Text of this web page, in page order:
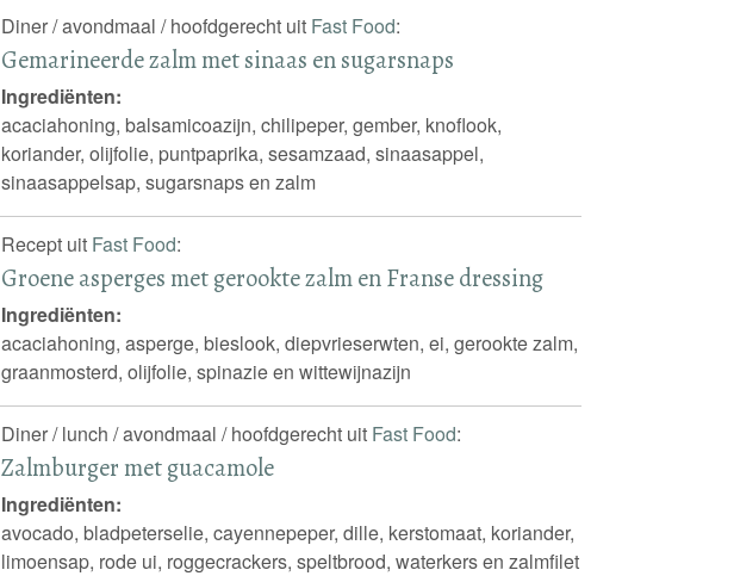
Diner / avondmaal / hoofdgerecht uit Fast Food:
Gemarineerde zalm met sinaas en sugarsnaps
Ingrediënten:
acaciahoning, balsamicoazijn, chilipeper, gember, knoflook,
koriander, olijfolie, puntpaprika, sesamzaad, sinaasappel,
sinaasappelsap, sugarsnaps en zalm
Recept uit Fast Food:
Groene asperges met gerookte zalm en Franse dressing
Ingrediënten:
acaciahoning, asperge, bieslook, diepvrieserwten, ei, gerookte zalm,
graanmosterd, olijfolie, spinazie en wittewijnazijn
Diner / lunch / avondmaal / hoofdgerecht uit Fast Food:
Zalmburger met guacamole
Ingrediënten:
avocado, bladpeterselie, cayennepeper, dille, kerstomaat, koriander,
limoensap, rode ui, roggecrackers, speltbrood, waterkers en zalmfilet